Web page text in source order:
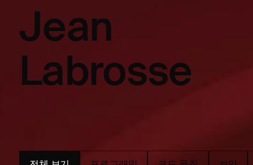
Jean
Labrosse